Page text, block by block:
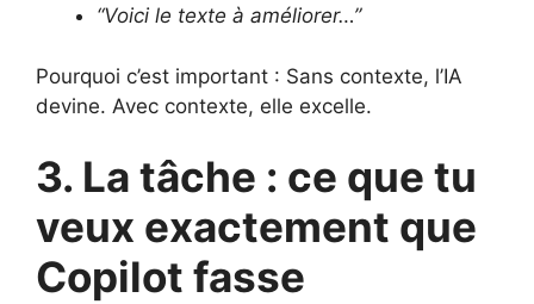
“Voici le texte à améliorer…”
Pourquoi c’est important : Sans contexte, l’IA
devine. Avec contexte, elle excelle.
3. La tâche : ce que tu
veux exactement que
Copilot fasse